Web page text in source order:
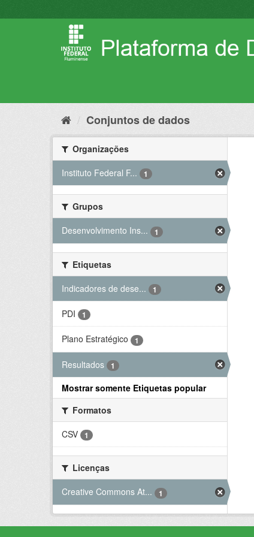
para
Conjuntos de dados
Organizações
Instituto Federal F...
1
Grupos
Desenvolvimento Ins...
1
Etiquetas
Indicadores de dese...
1
PDI 1
Plano Estratégico 1
Resultados 1
Mostrar somente Etiquetas popular
Formatos
CSV
1
Licenças
Creative Commons At...
1